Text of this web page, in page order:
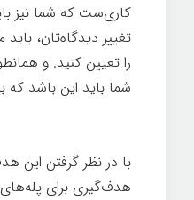
کاری‌ست که شما نیز
تغییر دیدگاه‌تان،
را تعیین کنيد. و
شما باید این باشد
با در نظر گرفتن این
هدف‌گیری برای